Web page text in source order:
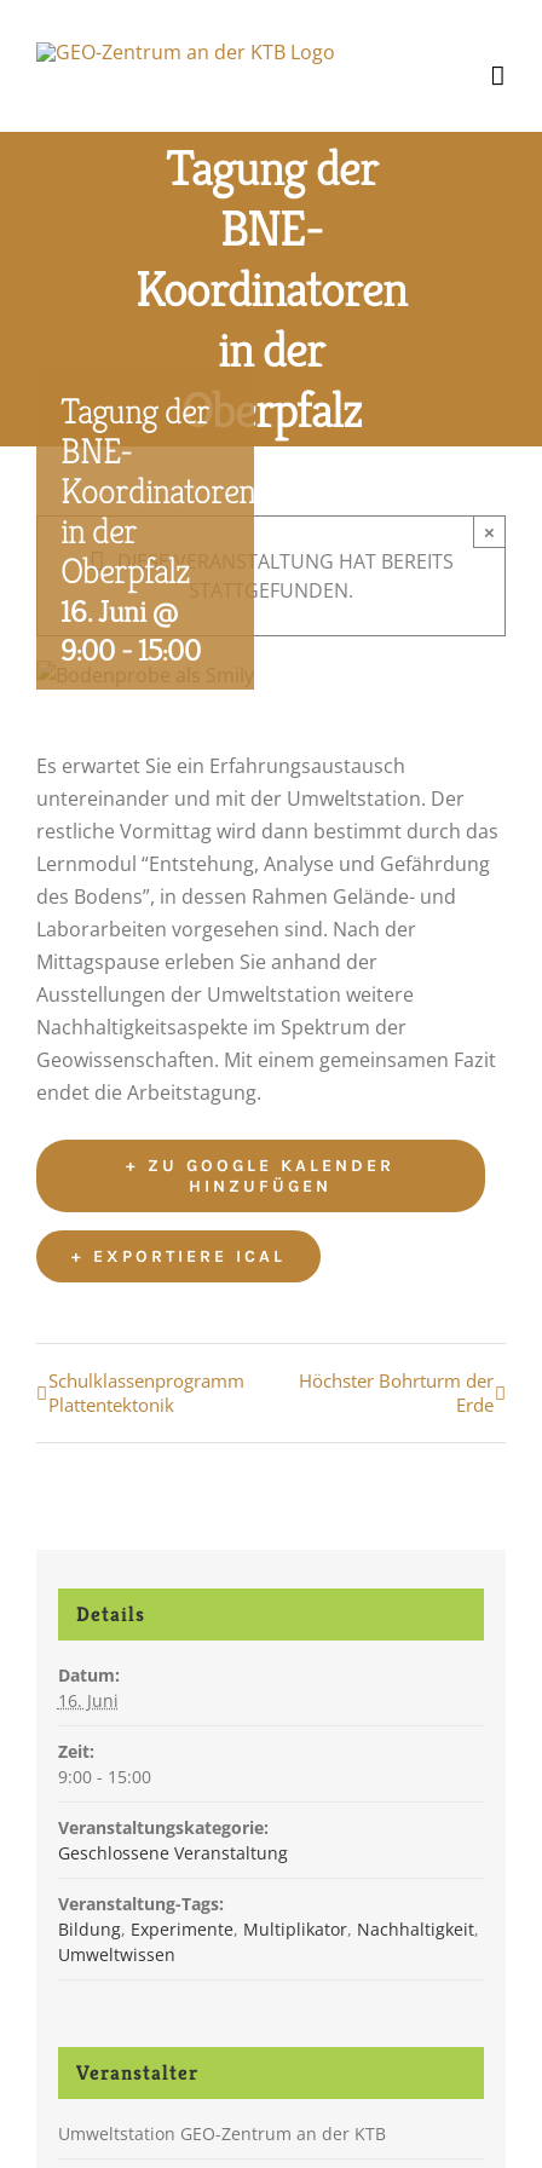
Inhalt
Tagung der
BNE-
Koordinatoren
in der
Oberpfalz
×
DIESE VERANSTALTUNG HAT BEREITS
STATTGEFUNDEN.
Tagung der
BNE-
Koordinatoren
in der
Oberpfalz
16. Juni @
9:00-15:00
Es erwartet Sie ein Erfahrungsaustausch
untereinander und mit der Umweltstation. Der
restliche Vormittag wird dann bestimmt durch das
Lernmodul “Entstehung, Analyse und Gefährdung
des Bodens”, in dessen Rahmen Gelände- und
Laborarbeiten vorgesehen sind. Nach der
Mittagspause erleben Sie anhand der
Ausstellungen der Umweltstation weitere
Nachhaltigkeitsaspekte im Spektrum der
Geowissenschaften. Mit einem gemeinsamen Fazit
endet die Arbeitstagung.
+ ZU GOOGLE KALENDER
HINZUFÜGEN
+ EXPORTIERE ICAL
Veranstaltung
Navigation
Schulklassenprogramm
Plattentektonik
Höchster Bohrturm der
Erde
Details
Datum:
16. Juni
Zeit:
9:00 - 15:00
Veranstaltungskategorie:
Geschlossene Veranstaltung
Veranstaltung-Tags:
Bildung, Experimente, Multiplikator, Nachhaltigkeit,
Umweltwissen
Veranstalter
Umweltstation GEO-Zentrum an der KTB